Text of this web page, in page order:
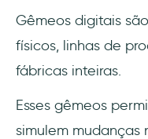
Gêmeos digitais
físicos, linhas de
fábricas inteiras.
Esses gêmeos
simulem